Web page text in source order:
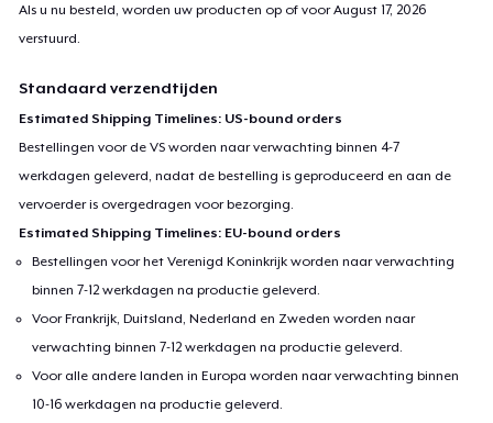
Als u nu besteld, worden uw producten op of voorAugust 17, 2026
verstuurd.
Standaard verzendtijden
Estimated Shipping Timelines: US-bound orders
Bestellingen voor de VS worden naar verwachting binnen 4-7
werkdagen geleverd, nadat de bestelling is geproduceerd en aan de
vervoerder is overgedragen voor bezorging.
Estimated Shipping Timelines: EU-bound orders
Bestellingen voor het Verenigd Koninkrijk worden naar verwachting
binnen 7-12 werkdagen na productie geleverd.
Voor Frankrijk, Duitsland, Nederland en Zweden worden naar
verwachting binnen 7-12 werkdagen na productie geleverd.
Voor alle andere landen in Europa worden naar verwachting binnen
10-16 werkdagen na productie geleverd.